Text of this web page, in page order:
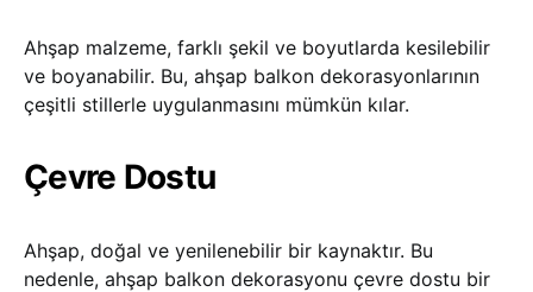
Ahşap malzeme, farklı şekil ve boyutlarda kesilebilir
ve boyanabilir. Bu, ahşap balkon dekorasyonlarının
çeşitli stillerle uygulanmasını mümkün kılar.
Çevre Dostu
Ahşap, doğal ve yenilenebilir bir kaynaktır. Bu
nedenle, ahşap balkon dekorasyonu çevre dostu bir